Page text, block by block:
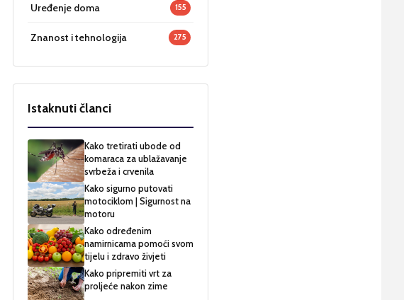
Uređenje doma 155
Znanost i tehnologija 275
Istaknuti članci
Kako tretirati ubode od
komaraca za ublažavanje
svrbeža i crvenila
Kako sigurno putovati
motociklom | Sigurnost na
motoru
Kako određenim
namirnicama pomoći svom
tijelu i zdravo živjeti
Kako pripremiti vrt za
proljeće nakon zime